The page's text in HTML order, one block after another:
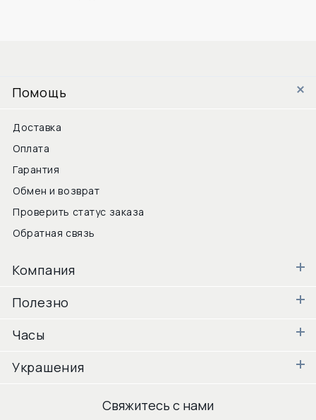
Помощь
Доставка
Оплата
Гарантия
Обмен и возврат
Проверить статус заказа
Обратная связь
Компания
Полезно
Часы
Украшения
Свяжитесь с нами